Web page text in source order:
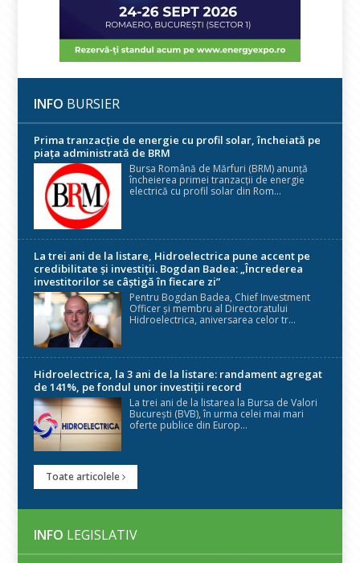
INFO BURSIER
Prima tranzacție de energie cu profil solar, încheiată pe
piața administrată de BRM
Bursa Română de Mărfuri (BRM) anunță
încheierea primei tranzacții de energie
electrică cu profil solar din Rom...
La trei ani de la listare, Hidroelectrica pune accent pe
credibilitate și investiții. Bogdan Badea: „Încrederea
investitorilor se câștigă în fiecare zi”
Pentru Bogdan Badea, Chief Investment
Officer și membru al Directoratului
Hidroelectrica, aniversarea celor tr...
Hidroelectrica, la 3 ani de la listare: randament agregat
de 141%, pe fondul unor investiții record
La trei ani de la listarea la Bursa de Valori
București (BVB), în urma celei mai mari
oferte publice din Europ...
Toate articolele
INFO LEGISLATIV